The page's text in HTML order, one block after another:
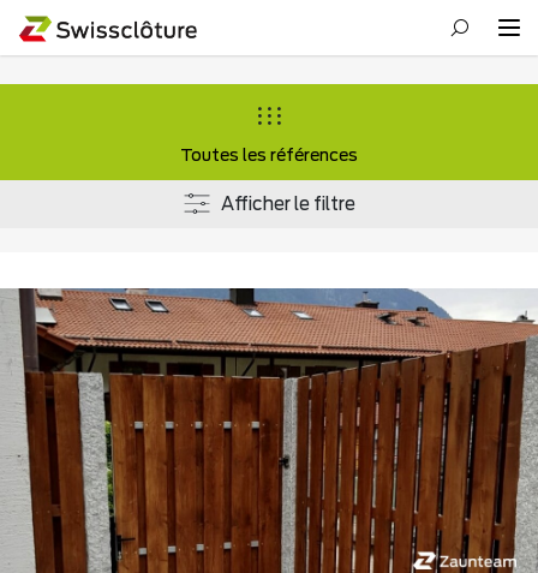
Toutes les références
Afficher le filtre